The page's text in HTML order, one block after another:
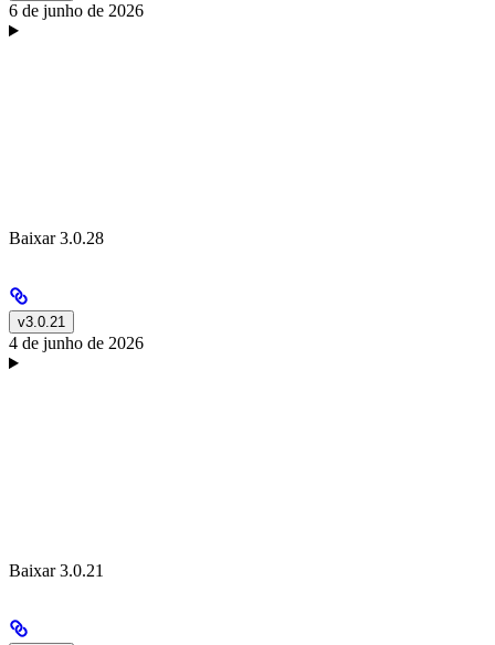
6 de junho de 2026
Baixar 3.0.28
v3.0.21
4 de junho de 2026
Baixar 3.0.21